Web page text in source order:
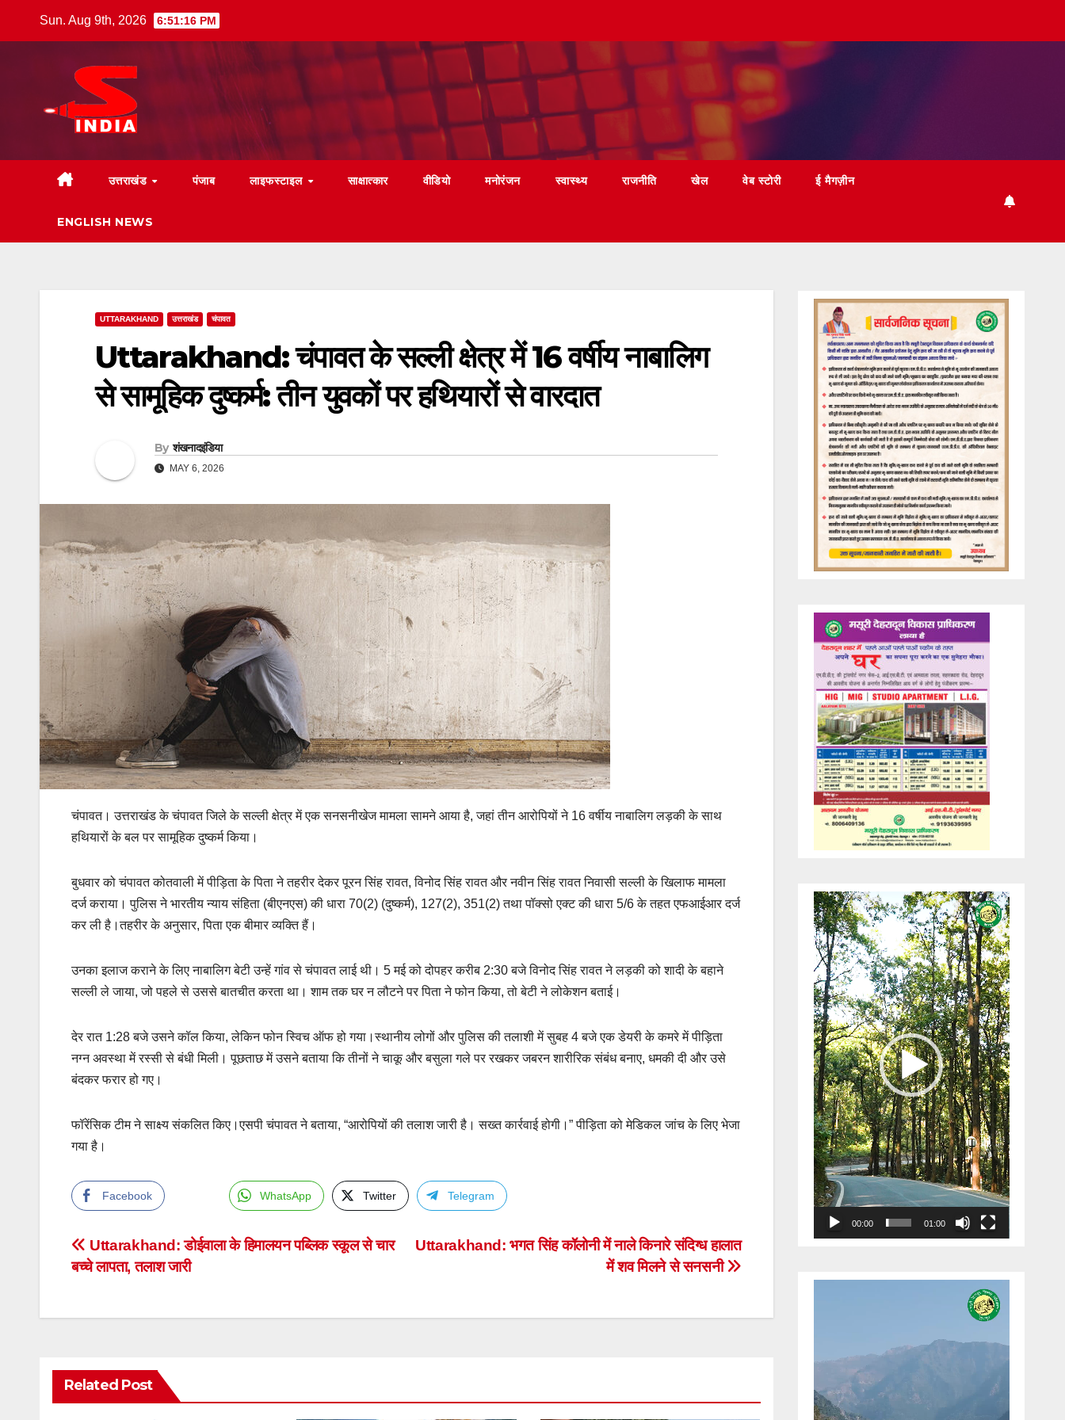
Sun. Aug 9th, 2026 6:51:17 PM
उत्तराखंड पंजाब लाइफस्टाइल साक्षात्कार वीडियो मनोरंजन स्वास्थ्य राजनीति खेल वेब स्टोरी ई मैगज़ीन
ENGLISH NEWS
UTTARAKHAND उत्तराखंड चंपावत
Uttarakhand: चंपावत के सल्ली क्षेत्र में 16 वर्षीय नाबालिग
से सामूहिक दुष्कर्म: तीन युवकों पर हथियारों से वारदात
By शंखनादइंडिया
MAY 6, 2026
चंपावत। उत्तराखंड के चंपावत जिले के सल्ली क्षेत्र में एक सनसनीखेज मामला सामने आया है, जहां तीन आरोपियों ने 16 वर्षीय नाबालिग लड़की के साथ
हथियारों के बल पर सामूहिक दुष्कर्म किया।
बुधवार को चंपावत कोतवाली में पीड़िता के पिता ने तहरीर देकर पूरन सिंह रावत, विनोद सिंह रावत और नवीन सिंह रावत निवासी सल्ली के खिलाफ मामला
दर्ज कराया। पुलिस ने भारतीय न्याय संहिता (बीएनएस) की धारा 70(2) (दुष्कर्म), 127(2), 351(2) तथा पॉक्सो एक्ट की धारा 5/6 के तहत एफआईआर दर्ज
कर ली है।तहरीर के अनुसार, पिता एक बीमार व्यक्ति हैं।
उनका इलाज कराने के लिए नाबालिग बेटी उन्हें गांव से चंपावत लाई थी। 5 मई को दोपहर करीब 2:30 बजे विनोद सिंह रावत ने लड़की को शादी के बहाने
सल्ली ले जाया, जो पहले से उससे बातचीत करता था। शाम तक घर न लौटने पर पिता ने फोन किया, तो बेटी ने लोकेशन बताई।
देर रात 1:28 बजे उसने कॉल किया, लेकिन फोन स्विच ऑफ हो गया।स्थानीय लोगों और पुलिस की तलाशी में सुबह 4 बजे एक डेयरी के कमरे में पीड़िता
नग्न अवस्था में रस्सी से बंधी मिली। पूछताछ में उसने बताया कि तीनों ने चाकू और बसुला गले पर रखकर जबरन शारीरिक संबंध बनाए, धमकी दी और उसे
बंदकर फरार हो गए।
फॉरेंसिक टीम ने साक्ष्य संकलित किए।एसपी चंपावत ने बताया, “आरोपियों की तलाश जारी है। सख्त कार्रवाई होगी।” पीड़िता को मेडिकल जांच के लिए भेजा
गया है।
Facebook WhatsApp Twitter Telegram
Post
navigation
Uttarakhand: भगत सिंह कॉलोनी में नाले किनारे संदिग्ध हालात
में शव मिलने से सनसनी
Uttarakhand: डोईवाला के हिमालयन पब्लिक स्कूल से चार
बच्चे लापता, तलाश जारी
Related Post
Video
Player
00:00 01:00